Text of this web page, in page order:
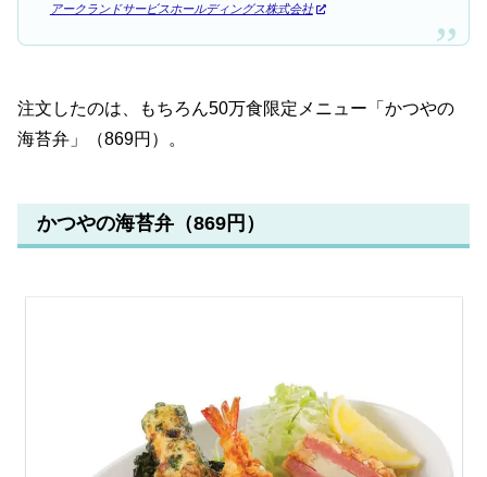
アークランドサービスホールディングス株式会社
注文したのは、もちろん50万食限定メニュー「かつやの
海苔弁」（869円）。
かつやの海苔弁（869円）